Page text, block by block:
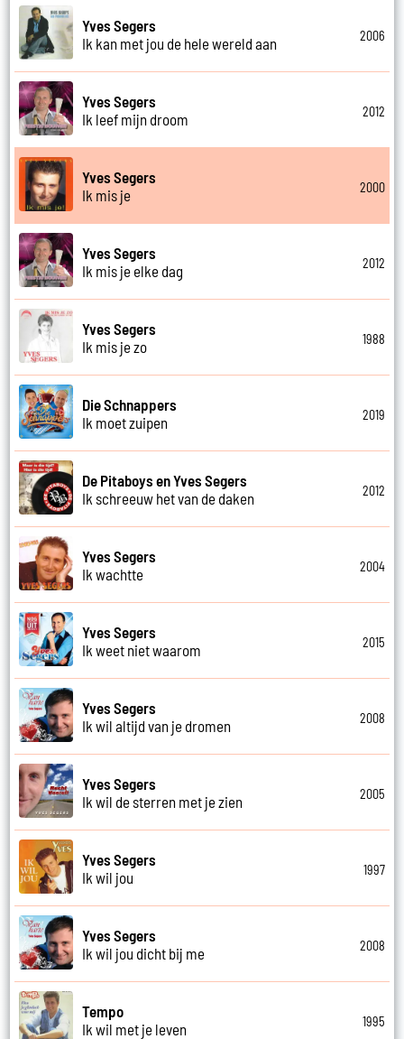
Yves Segers
Ik kan met jou de hele wereld aan
2006
Yves Segers
Ik leef mijn droom
2012
Yves Segers
Ik mis je
2000
Yves Segers
Ik mis je elke dag
2012
Yves Segers
Ik mis je zo
1988
Die Schnappers
Ik moet zuipen
2019
De Pitaboys en Yves Segers
Ik schreeuw het van de daken
2012
Yves Segers
Ik wachtte
2004
Yves Segers
Ik weet niet waarom
2015
Yves Segers
Ik wil altijd van je dromen
2008
Yves Segers
Ik wil de sterren met je zien
2005
Yves Segers
Ik wil jou
1997
Yves Segers
Ik wil jou dicht bij me
2008
Tempo
Ik wil met je leven
1995